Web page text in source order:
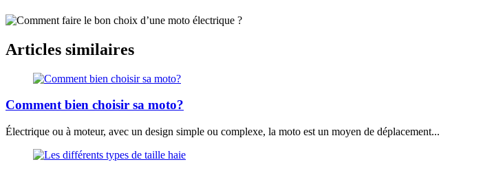
Articles similaires
Comment bien choisir sa moto?
Électrique ou à moteur, avec un design simple ou complexe, la moto est un moyen de déplacement...